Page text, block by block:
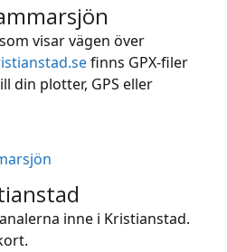
visar vägen över
finns GPX-filer
din plotter, GPS eller
inne i Kristianstad.